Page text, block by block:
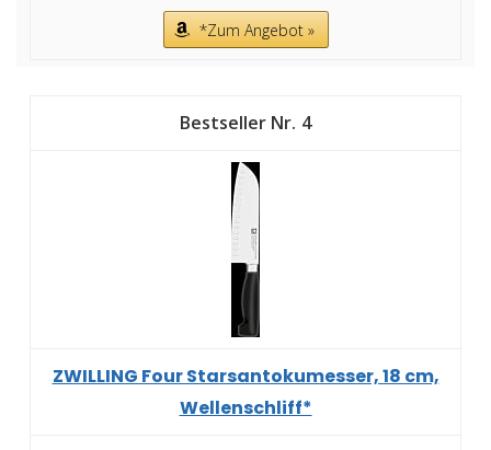
*Zum Angebot »
4
ZWILLING Four Starsantokumesser, 18 cm,
Wellenschliff*